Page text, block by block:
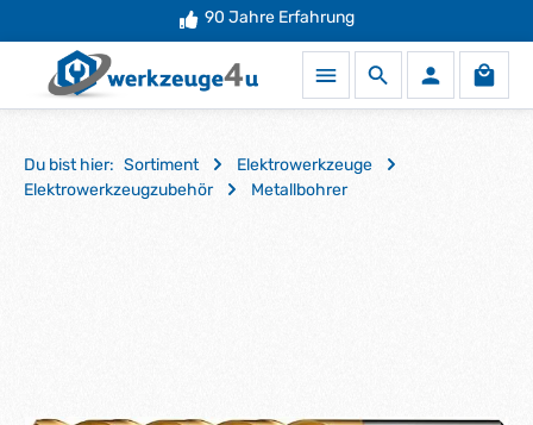
Zum Hauptinhalt springen90 Jahre Erfahrung
Du bist hier: Sortiment
Elektrowerkzeuge
Elektrowerkzeugzubehör
Metallbohrer